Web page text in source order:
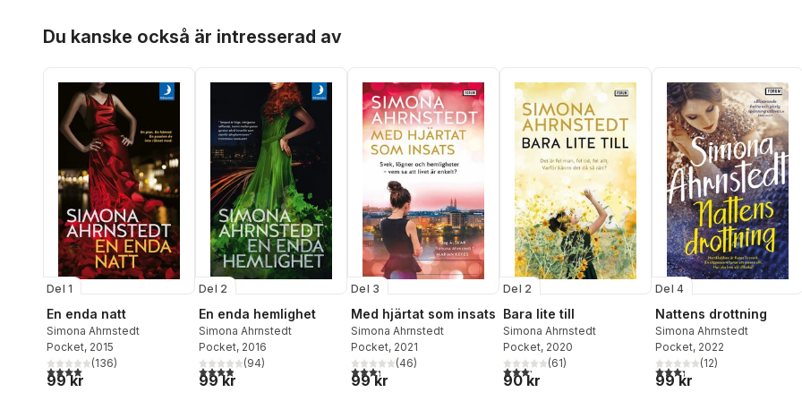
Du kanske också är intresserad av
Del 1
En enda natt
Simona Ahrnstedt
Pocket, 2015
4,0utav 5 stjärnor. Totalt antal röster:
(136)
99 kr
Del 2
En enda hemlighet
Simona Ahrnstedt
Pocket, 2016
3,9utav 5 stjärnor. Totalt antal röster:
(94)
99 kr
Del 3
Med hjärtat som insats
Simona Ahrnstedt
Pocket, 2021
3,3utav 5 stjärnor. Totalt antal röster:
(46)
99 kr
Del 2
Bara lite till
Simona Ahrnstedt
Pocket, 2020
3,2utav 5 stjärnor. Totalt antal röster:
(61)
90 kr
Del 4
Nattens drottning
Simona Ahrnstedt
Pocket, 2022
3,3utav 5 stjärnor. Totalt
(12)
99 kr